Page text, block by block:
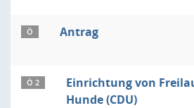
Ö Antrag
Ö 2
Einrichtung von
Hunde (CDU)